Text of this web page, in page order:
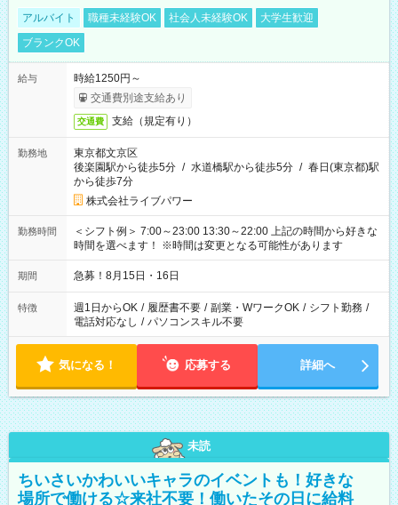
アルバイト 職種未経験OK 社会人未経験OK
大学生歓迎
ブランクOK
給与
時給1250円～
交通費別途支給あり
交通費 支給（規定有り）
勤務地
東京都文京区
後楽園駅から徒歩5分 / 水道橋駅から徒歩5分 / 春日(東京都)駅
から徒歩7分
株式会社ライブパワー
勤務時間
＜シフト例＞ 7:00～23:00 13:30～22:00 上記の時間から好きな
時間を選べます！ ※時間は変更となる可能性があります
期間 急募！8月15日・16日
特徴 週1日からOK / 履歴書不要 / 副業・WワークOK / シフト勤務 /
電話対応なし / パソコンスキル不要
気になる！ 応募する 詳細へ
未読
ちいさいかわいいキャラのイベントも！好きな
場所で働ける☆来社不要！働いたその日に給料